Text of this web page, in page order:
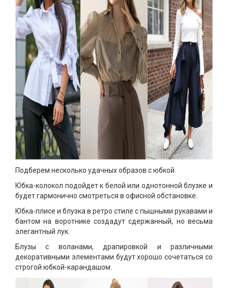
Подберем несколько удачных образов с юбкой.
Юбка-колокол подойдет к белой или однотонной блузке и
будет гармонично смотреться в офисной обстановке.
Юбка-плисе и блузка в ретро стиле с пышными рукавами и
бантом на воротнике создадут сдержанный, но весьма
элегантный лук.
Блузы с воланами, драпировкой и различными
декоративными элементами будут хорошо сочетаться со
строгой юбкой-карандашом.